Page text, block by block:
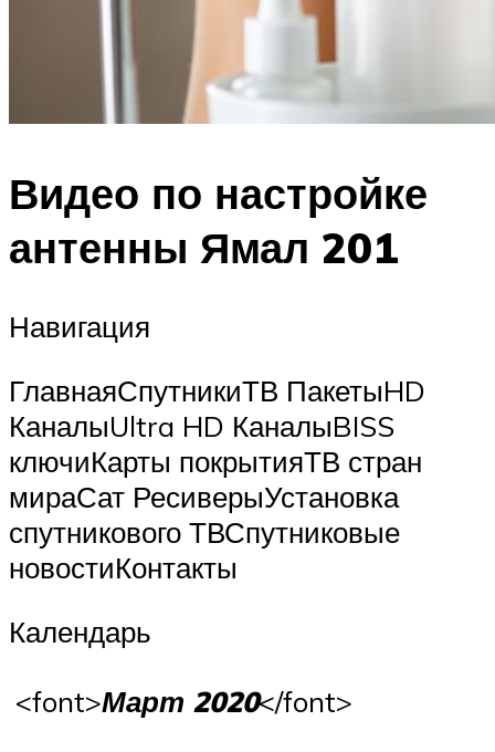
Видео по настройке
антенны Ямал 201
Навигация
ГлавнаяСпутникиТВ ПакетыHD
КаналыUltra HD КаналыBISS
ключиКарты покрытияТВ стран
мираСат РесиверыУстановка
спутникового ТВСпутниковые
новостиКонтакты
Календарь
<font>Март 2020</font>